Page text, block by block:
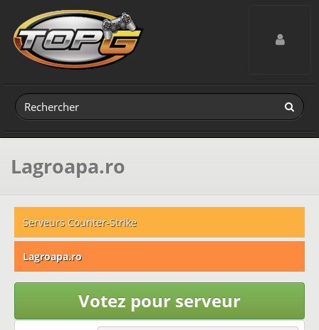
Toggle
Lagroapa.ro
Serveurs Counter-Strike
Lagroapa.ro
Votez pour serveur